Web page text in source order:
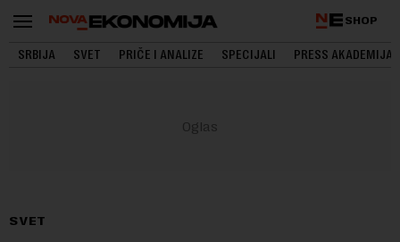
SHOP
SRBIJA SVET PRIČE I ANALIZE SPECIJALI PRESS AKADEMIJA
SVET